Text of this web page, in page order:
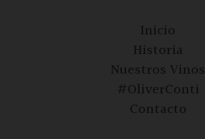
Inicio
Historia
Nuestros Vinos
#OliverConti
Contacto